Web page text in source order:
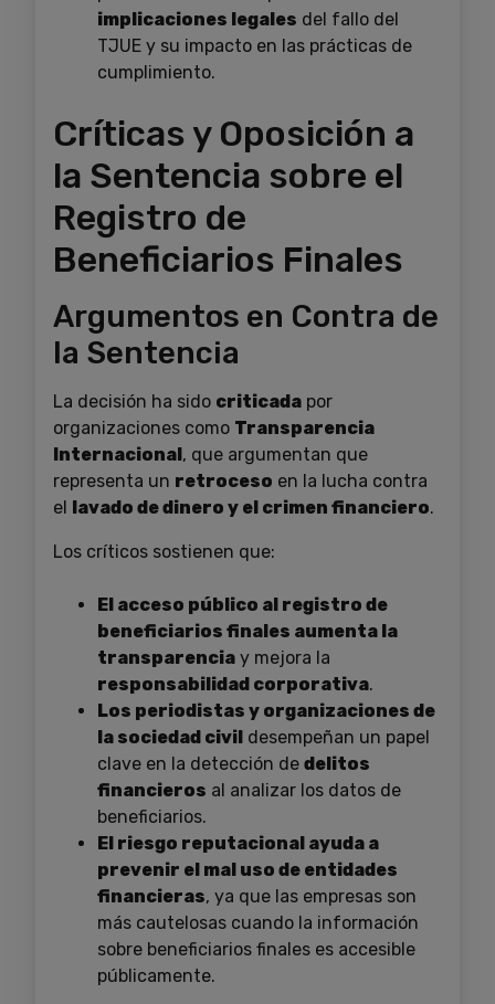
implicaciones legales del fallo del
TJUE y su impacto en las prácticas de
cumplimiento.
Críticas y Oposición a
la Sentencia sobre el
Registro de
Beneficiarios Finales
Argumentos en Contra de
la Sentencia
La decisión ha sido criticada por
organizaciones como Transparencia
Internacional, que argumentan que
representa un retroceso en la lucha contra
el lavado de dinero y el crimen financiero.
Los críticos sostienen que:
El acceso público al registro de
beneficiarios finales aumenta la
transparencia y mejora la
responsabilidad corporativa.
Los periodistas y organizaciones de
la sociedad civil desempeñan un papel
clave en la detección de delitos
financieros al analizar los datos de
beneficiarios.
El riesgo reputacional ayuda a
prevenir el mal uso de entidades
financieras, ya que las empresas son
más cautelosas cuando la información
sobre beneficiarios finales es accesible
públicamente.